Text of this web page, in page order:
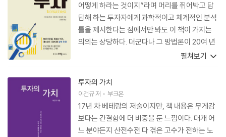
어떻게 하라는 것이지”라며 머리를 쥐어박고 답
답해 하는 투자자에게 과학적이고 체계적인 분석
틀을 제시한다는 점에서만 봐도 이 책이 가지는
의의는 상당하다. 더군다나 그 방법론이 20여 년
이 지난 지금까지도 여전히 유효하고, 앞으로도
고 경청해야 할 가치가 있다.
펼쳐보기
투자의 가치
이건규저 부크온
17년 차 베테랑의 저술이지만, 책 내용은 무게감
보다는 간결함에 더 비중을 둔 느낌이다. 대개 어
느 분야든지 산전수전 다 겪은 고수가 전하는 노